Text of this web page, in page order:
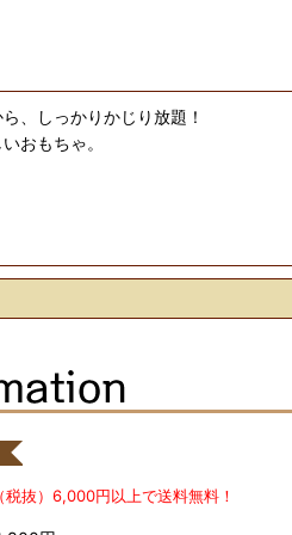
、しっかりかじり放題！
おもちゃ。
税抜）6,000円以上で送料無料！